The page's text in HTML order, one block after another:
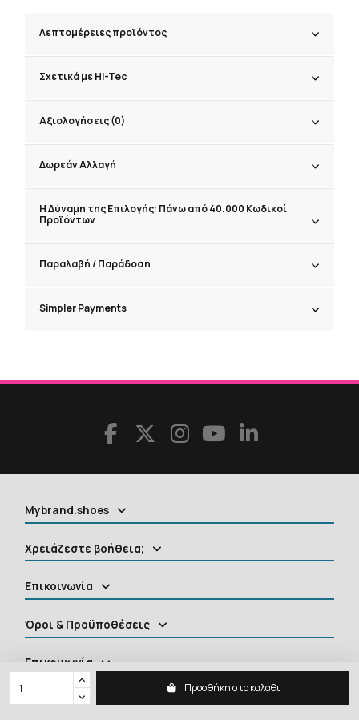
Προσθήκη στο καλάθι
Λεπτομέρειες προϊόντος
Σχετικά με Hi-Tec
Αξιολογήσεις (0)
Δωρεάν Αλλαγή
Η Δύναμη της Επιλογής: Πάνω από 40.000 Κωδικοί
Προϊόντων
Παραλαβή / Παράδoση
Simpler Payments
Mybrand.shoes
Χρειάζεστε βοήθεια;
Επικοινωνία
Όροι & Προϋποθέσεις
Επικοινωνία